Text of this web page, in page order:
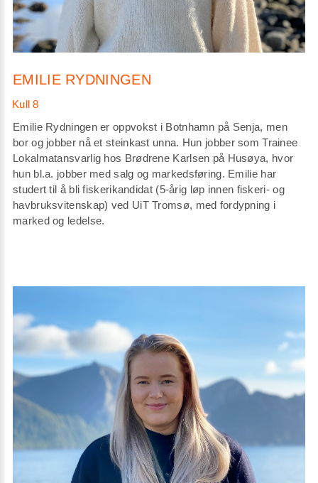
EMILIE RYDNINGEN
Emilie Rydningen er oppvokst i Botnhamn på Senja, men
bor og jobber nå et steinkast unna. Hun jobber som Trainee
Lokalmatansvarlig hos Brødrene Karlsen på Husøya, hvor
hun bl.a. jobber med salg og markedsføring. Emilie har
studert til å bli fiskerikandidat (5-årig løp innen fiskeri- og
havbruksvitenskap) ved UiT Tromsø, med fordypning i
marked og ledelse.